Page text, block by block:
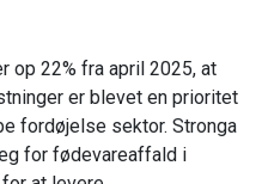
op 22% fra april 2025, at
er blevet en prioritet
fordøjelse sektor. Stronga
for fødevareaffald i